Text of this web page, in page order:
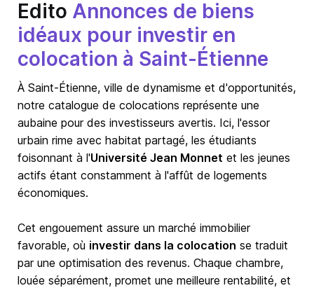
Edito Annonces de biens
idéaux pour investir en
colocation à Saint-Étienne
À Saint-Étienne, ville de dynamisme et d'opportunités,
notre catalogue de colocations représente une
aubaine pour des investisseurs avertis. Ici, l'essor
urbain rime avec habitat partagé, les étudiants
foisonnant à l'Université Jean Monnet et les jeunes
actifs étant constamment à l'affût de logements
économiques.
Cet engouement assure un marché immobilier
favorable, où investir dans la colocation se traduit
par une optimisation des revenus. Chaque chambre,
louée séparément, promet une meilleure rentabilité, et